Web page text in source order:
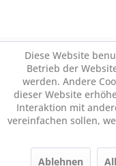
Diese Website
Betrieb der
werden. Andere
dieser Website
Interaktion mit
vereinfachen sollen,
Ablehnen